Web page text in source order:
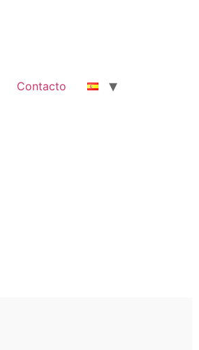
Contacto